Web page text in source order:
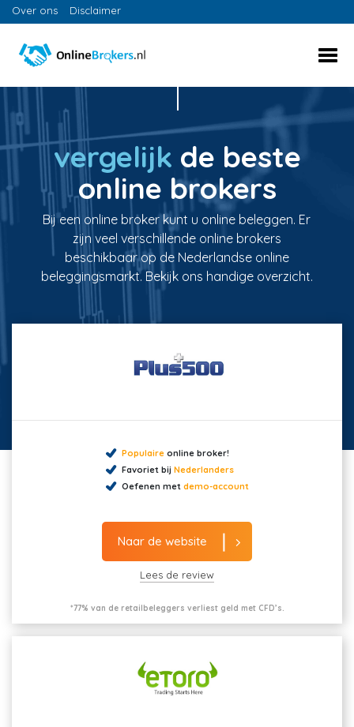
Over ons Disclaimer
vergelijk de beste
online brokers
Bij een online broker kunt u online beleggen. Er
zijn veel verschillende online brokers
beschikbaar op de Nederlandse online
beleggingsmarkt. Bekijk ons handige overzicht.
Populaireonline broker!
Favoriet bij Nederlanders
Oefenen met demo-account
Naar de website
Lees de review
*77% van de retailbeleggers verliest geld met CFD’s.